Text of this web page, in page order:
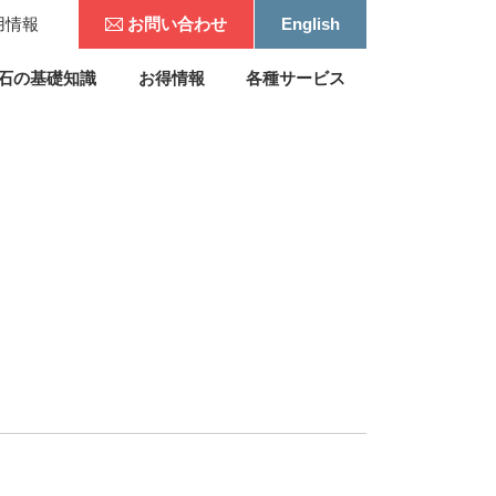
情報 お問い合わせ English
の基礎知識 お得情報 各種サービス